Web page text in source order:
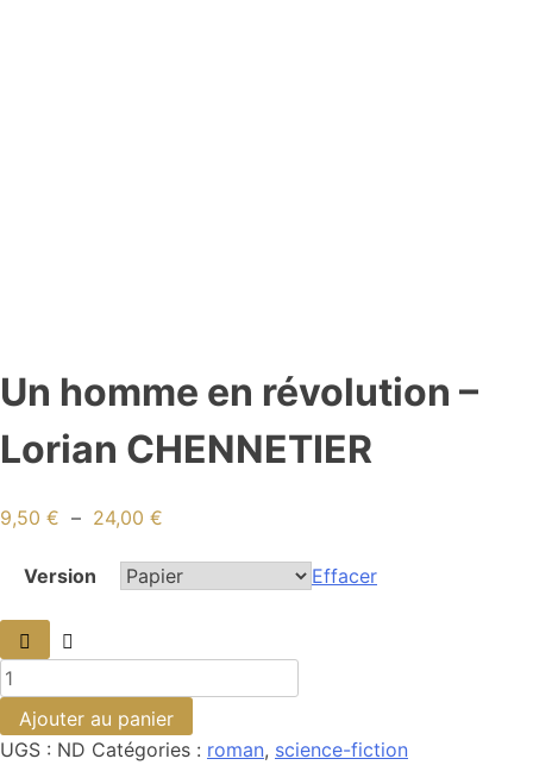
Un homme en révolution –
Lorian CHENNETIER
9,50 € – 24,00 €
Version Effacer
Ajouter au panier
UGS : ND Catégories : roman, science-fiction